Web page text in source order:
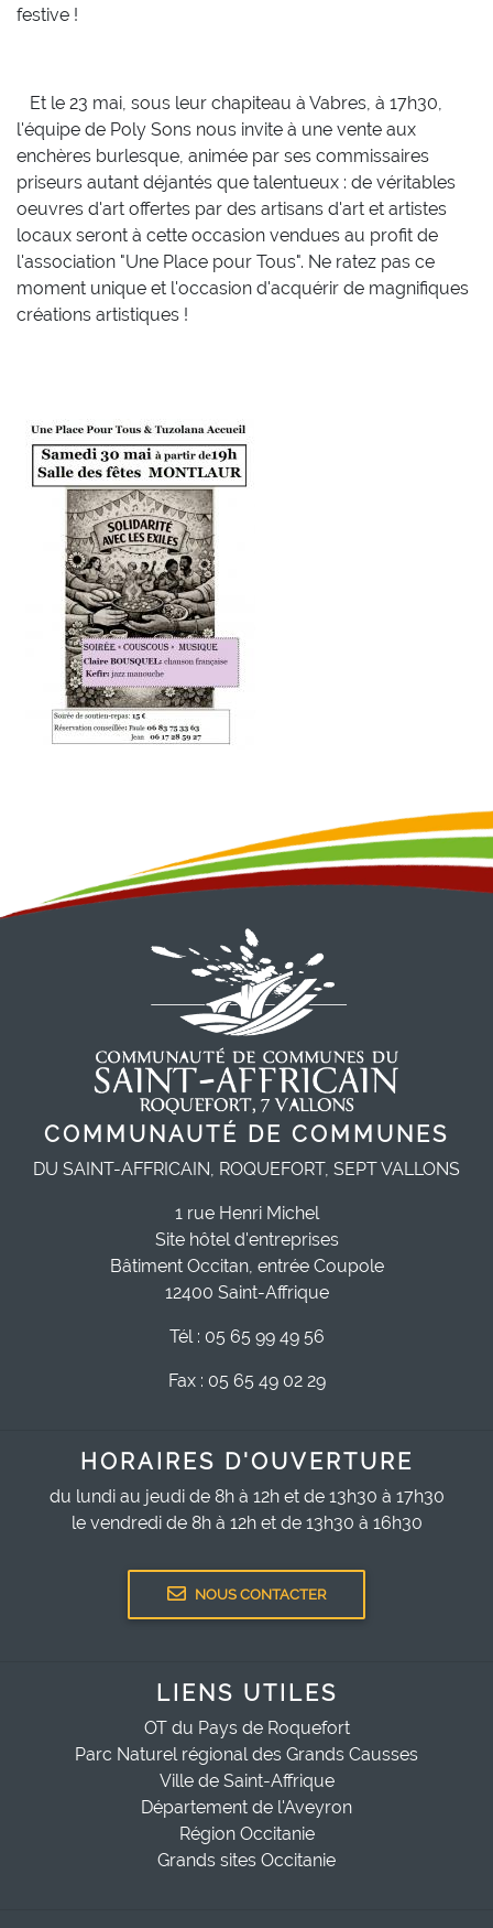
festive !
Et le 23 mai, sous leur chapiteau à Vabres, à 17h30,
l'équipe de Poly Sons nous invite à une vente aux
enchères burlesque, animée par ses commissaires
priseurs autant déjantés que talentueux : de véritables
oeuvres d'art offertes par des artisans d'art et artistes
locaux seront à cette occasion vendues au profit de
l'association "Une Place pour Tous". Ne ratez pas ce
moment unique et l'occasion d'acquérir de magnifiques
créations artistiques !
COMMUNAUTÉ DE COMMUNES
DU SAINT-AFFRICAIN, ROQUEFORT, SEPT VALLONS
1 rue Henri Michel
Site hôtel d'entreprises
Bâtiment Occitan, entrée Coupole
12400 Saint-Affrique
Tél : 05 65 99 49 56
Fax : 05 65 49 02 29
HORAIRES D'OUVERTURE
du lundi au jeudi de 8h à 12h et de 13h30 à 17h30
le vendredi de 8h à 12h et de 13h30 à 16h30
NOUS CONTACTER
LIENS UTILES
OT du Pays de Roquefort
Parc Naturel régional des Grands Causses
Ville de Saint-Affrique
Département de l'Aveyron
Région Occitanie
Grands sites Occitanie